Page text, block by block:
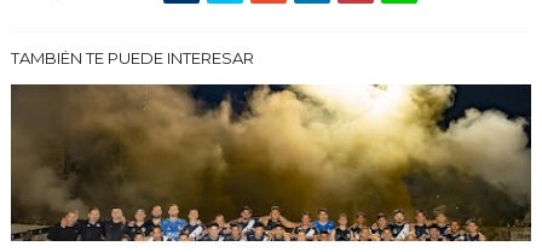
TAMBIÉN TE PUEDE INTERESAR